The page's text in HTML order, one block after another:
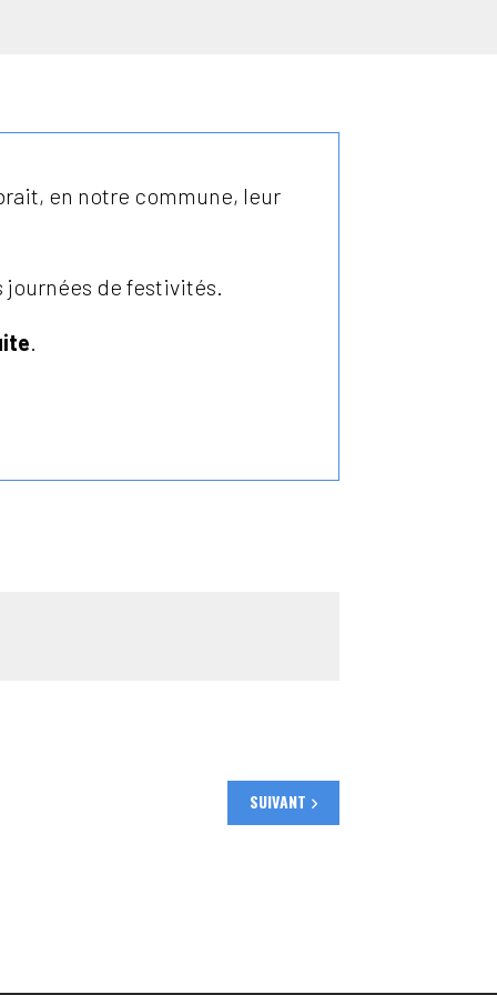
en notre commune, leur
journées de festivités.
.
SUIVANT